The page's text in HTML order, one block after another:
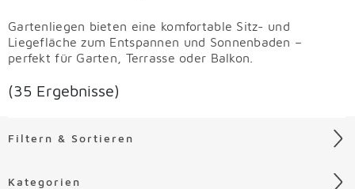
(35 Ergebnisse)
Gartenliegen bieten eine komfortable Sitz- und
Liegefläche zum Entspannen und Sonnenbaden –
perfekt für Garten, Terrasse oder Balkon.
Filtern & Sortieren
Kategorien